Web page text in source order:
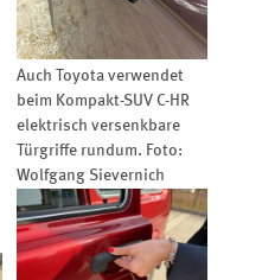
Auch Toyota verwendet
beim Kompakt-SUV C-HR
elektrisch versenkbare
Türgriffe rundum. Foto:
Wolfgang Sievernich